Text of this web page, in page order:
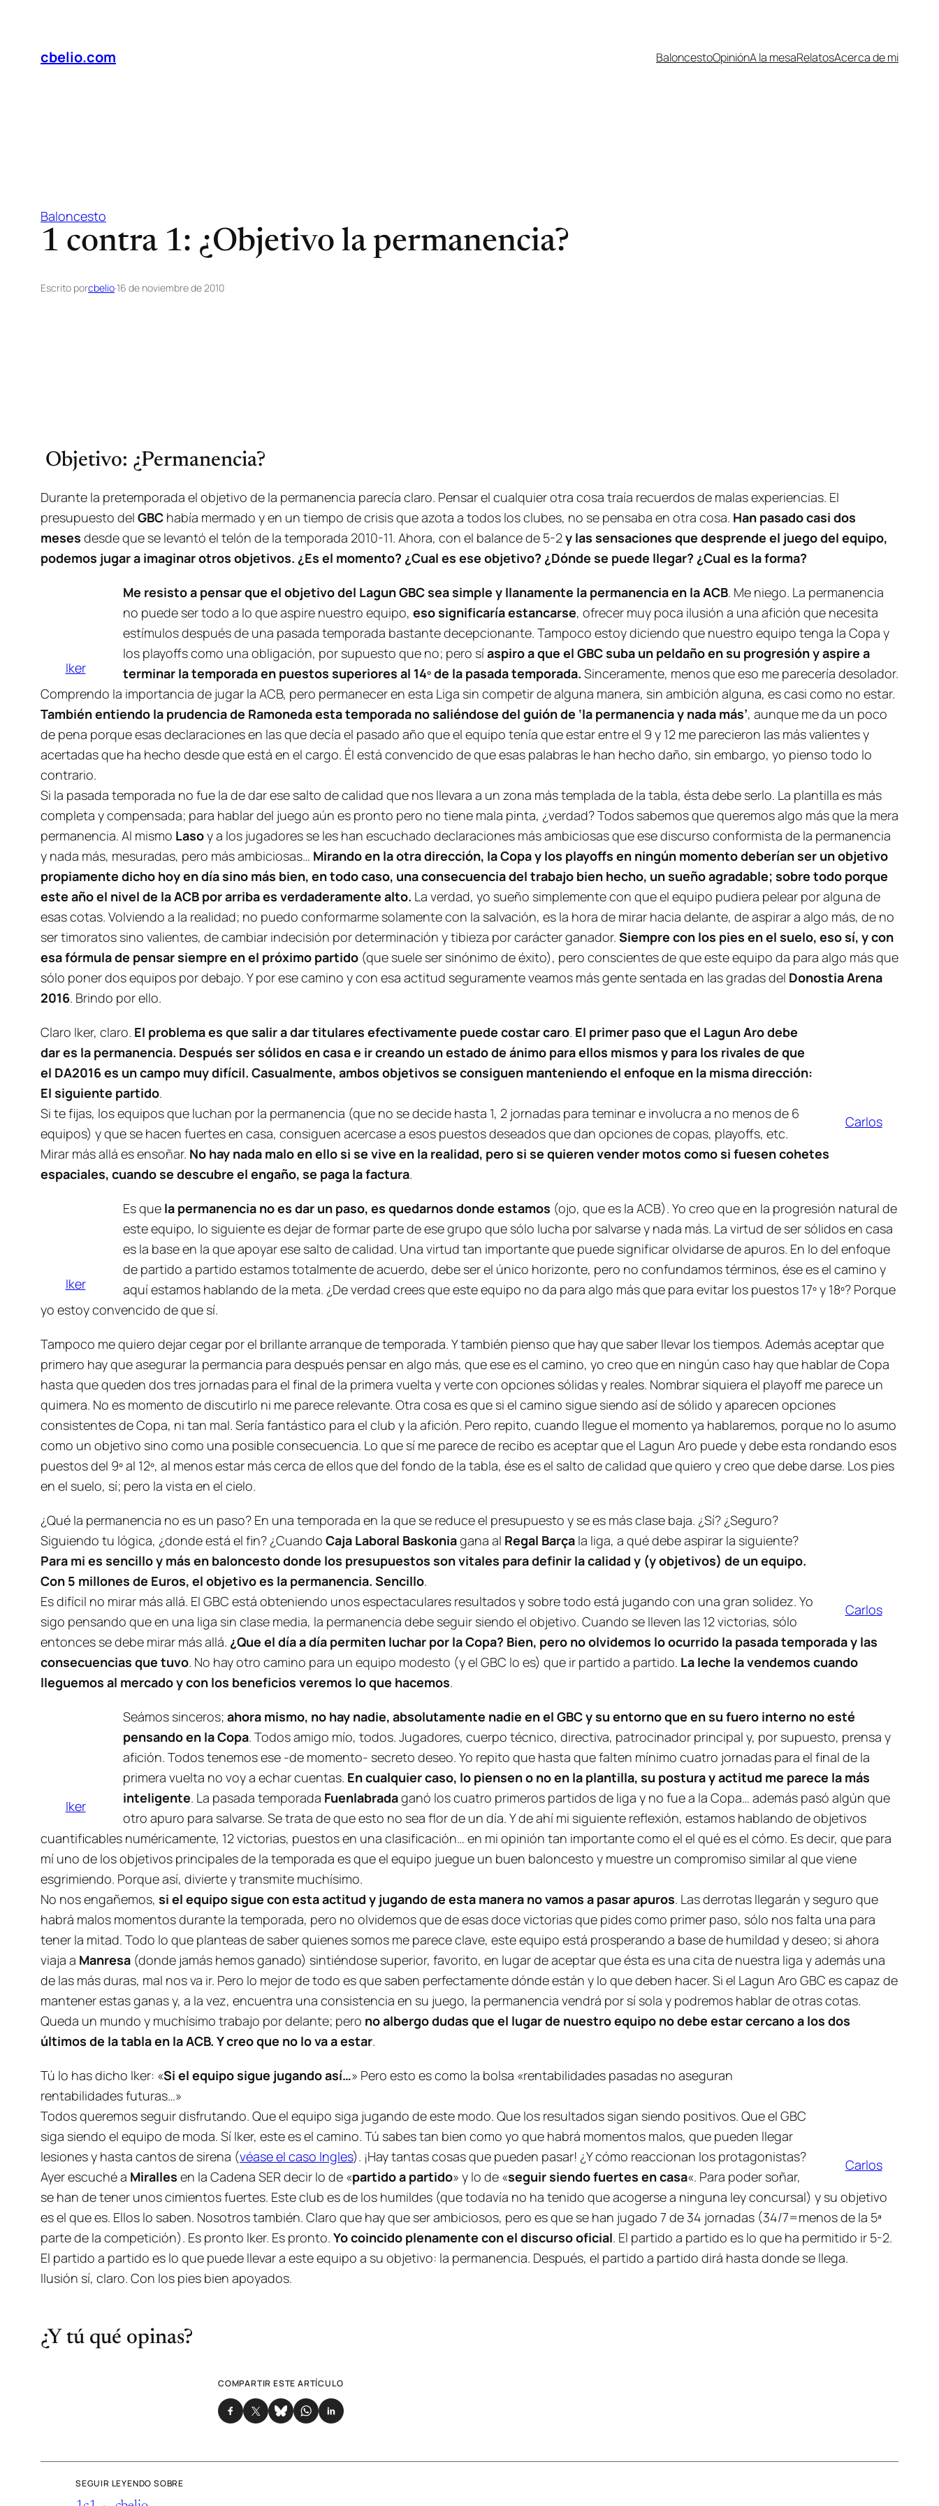
contenidocbelio.com BaloncestoOpiniónA la mesaRelatosAcerca de mi
Baloncesto
1 contra 1: ¿Objetivo la permanencia?
Escrito porcbelio·16 de noviembre de 2010
Objetivo: ¿Permanencia?
Durante la pretemporada el objetivo de la permanencia parecía claro. Pensar el cualquier otra cosa traía recuerdos de malas experiencias. El
presupuesto del GBC había mermado y en un tiempo de crisis que azota a todos los clubes, no se pensaba en otra cosa. Han pasado casi dos
meses desde que se levantó el telón de la temporada 2010-11. Ahora, con el balance de 5-2y las sensaciones que desprende el juego del equipo,
podemos jugar a imaginar otros objetivos. ¿Es el momento? ¿Cual es ese objetivo? ¿Dónde se puede llegar? ¿Cual es la forma?
Iker
Me resisto a pensar que el objetivo del Lagun GBC sea simple y llanamente la permanencia en la ACB. Me niego. La permanencia
no puede ser todo a lo que aspire nuestro equipo, eso significaría estancarse, ofrecer muy poca ilusión a una afición que necesita
estímulos después de una pasada temporada bastante decepcionante. Tampoco estoy diciendo que nuestro equipo tenga la Copa y
los playoffs como una obligación, por supuesto que no; pero síaspiro a que el GBC suba un peldaño en su progresión y aspire a
terminar la temporada en puestos superiores al 14º de la pasada temporada. Sinceramente, menos que eso me parecería desolador.
Comprendo la importancia de jugar la ACB, pero permanecer en esta Liga sin competir de alguna manera, sin ambición alguna, es casi como no estar.
También entiendo la prudencia de Ramoneda esta temporada no saliéndose del guión de ‘la permanencia y nada más’, aunque me da un poco
de pena porque esas declaraciones en las que decía el pasado año que el equipo tenía que estar entre el 9 y 12 me parecieron las más valientes y
acertadas que ha hecho desde que está en el cargo. Él está convencido de que esas palabras le han hecho daño, sin embargo, yo pienso todo lo
contrario.
Si la pasada temporada no fue la de dar ese salto de calidad que nos llevara a un zona más templada de la tabla, ésta debe serlo. La plantilla es más
completa y compensada; para hablar del juego aún es pronto pero no tiene mala pinta, ¿verdad? Todos sabemos que queremos algo más que la mera
permanencia. Al mismo Lasoy a los jugadores se les han escuchado declaraciones más ambiciosas que ese discurso conformista de la permanencia
y nada más, mesuradas, pero más ambiciosas… Mirando en la otra dirección, la Copa y los playoffs en ningún momento deberían ser un objetivo
propiamente dicho hoy en día sino más bien, en todo caso, una consecuencia del trabajo bien hecho, un sueño agradable; sobre todo porque
este año el nivel de la ACB por arriba es verdaderamente alto. La verdad, yo sueño simplemente con que el equipo pudiera pelear por alguna de
esas cotas. Volviendo a la realidad; no puedo conformarme solamente con la salvación, es la hora de mirar hacia delante, de aspirar a algo más, de no
ser timoratos sino valientes, de cambiar indecisión por determinación y tibieza por carácter ganador. Siempre con los pies en el suelo, eso sí, y con
esa fórmula de pensar siempre en el próximo partido (que suele ser sinónimo de éxito), pero conscientes de que este equipo da para algo más que
sólo poner dos equipos por debajo. Y por ese camino y con esa actitud seguramente veamos más gente sentada en las gradas del Donostia Arena
2016. Brindo por ello.
Carlos
Claro Iker, claro. El problema es que salir a dar titulares efectivamente puede costar caro. El primer paso que el Lagun Aro debe
dar es la permanencia. Después ser sólidos en casa e ir creando un estado de ánimo para ellos mismos y para los rivales de que
el DA2016 es un campo muy difícil. Casualmente, ambos objetivos se consiguen manteniendo el enfoque en la misma dirección:
El siguiente partido.
Si te fijas, los equipos que luchan por la permanencia (que no se decide hasta 1, 2 jornadas para teminar e involucra a no menos de 6
equipos) y que se hacen fuertes en casa, consiguen acercase a esos puestos deseados que dan opciones de copas, playoffs, etc.
Mirar más allá es ensoñar. No hay nada malo en ello si se vive en la realidad, pero si se quieren vender motos como si fuesen cohetes
espaciales, cuando se descubre el engaño, se paga la factura.
Iker
Es que la permanencia no es dar un paso, es quedarnos donde estamos (ojo, que es la ACB). Yo creo que en la progresión natural de
este equipo, lo siguiente es dejar de formar parte de ese grupo que sólo lucha por salvarse y nada más. La virtud de ser sólidos en casa
es la base en la que apoyar ese salto de calidad. Una virtud tan importante que puede significar olvidarse de apuros. En lo del enfoque
de partido a partido estamos totalmente de acuerdo, debe ser el único horizonte, pero no confundamos términos, ése es el camino y
aquí estamos hablando de la meta. ¿De verdad crees que este equipo no da para algo más que para evitar los puestos 17º y 18º? Porque
yo estoy convencido de que sí.
Tampoco me quiero dejar cegar por el brillante arranque de temporada. Y también pienso que hay que saber llevar los tiempos. Además aceptar que
primero hay que asegurar la permancia para después pensar en algo más, que ese es el camino, yo creo que en ningún caso hay que hablar de Copa
hasta que queden dos tres jornadas para el final de la primera vuelta y verte con opciones sólidas y reales. Nombrar siquiera el playoff me parece un
quimera. No es momento de discutirlo ni me parece relevante. Otra cosa es que si el camino sigue siendo así de sólido y aparecen opciones
consistentes de Copa, ni tan mal. Sería fantástico para el club y la afición. Pero repito, cuando llegue el momento ya hablaremos, porque no lo asumo
como un objetivo sino como una posible consecuencia. Lo que sí me parece de recibo es aceptar que el Lagun Aro puede y debe esta rondando esos
puestos del 9º al 12º, al menos estar más cerca de ellos que del fondo de la tabla, ése es el salto de calidad que quiero y creo que debe darse. Los pies
en el suelo, sí; pero la vista en el cielo.
Carlos
¿Qué la permanencia no es un paso? En una temporada en la que se reduce el presupuesto y se es más clase baja. ¿Sí? ¿Seguro?
Siguiendo tu lógica, ¿donde está el fin? ¿Cuando Caja Laboral Baskoniagana al Regal Barça la liga, a qué debe aspirar la siguiente?
Para mi es sencillo y más en baloncesto donde los presupuestos son vitales para definir la calidad y (y objetivos) de un equipo.
Con 5 millones de Euros, el objetivo es la permanencia. Sencillo.
Es difícil no mirar más allá. El GBC está obteniendo unos espectaculares resultados y sobre todo está jugando con una gran solidez. Yo
sigo pensando que en una liga sin clase media, la permanencia debe seguir siendo el objetivo. Cuando se lleven las 12 victorias, sólo
entonces se debe mirar más allá. ¿Que el día a día permiten luchar por la Copa? Bien, pero no olvidemos lo ocurrido la pasada temporada y las
consecuencias que tuvo. No hay otro camino para un equipo modesto (y el GBC lo es) que ir partido a partido. La leche la vendemos cuando
lleguemos al mercado y con los beneficios veremos lo que hacemos.
Iker
Seámos sinceros; ahora mismo, no hay nadie, absolutamente nadie en el GBC y su entorno que en su fuero interno no esté
pensando en la Copa. Todos amigo mío, todos. Jugadores, cuerpo técnico, directiva, patrocinador principal y, por supuesto, prensa y
afición. Todos tenemos ese -de momento- secreto deseo. Yo repito que hasta que falten mínimo cuatro jornadas para el final de la
primera vuelta no voy a echar cuentas. En cualquier caso, lo piensen o no en la plantilla, su postura y actitud me parece la más
inteligente. La pasada temporada Fuenlabradaganó los cuatro primeros partidos de liga y no fue a la Copa… además pasó algún que
otro apuro para salvarse. Se trata de que esto no sea flor de un día. Y de ahí mi siguiente reflexión, estamos hablando de objetivos
cuantificables numéricamente, 12 victorias, puestos en una clasificación… en mi opinión tan importante como el el qué es el cómo. Es decir, que para
mí uno de los objetivos principales de la temporada es que el equipo juegue un buen baloncesto y muestre un compromiso similar al que viene
esgrimiendo. Porque así, divierte y transmite muchísimo.
No nos engañemos, si el equipo sigue con esta actitud y jugando de esta manera no vamos a pasar apuros. Las derrotas llegarán y seguro que
habrá malos momentos durante la temporada, pero no olvidemos que de esas doce victorias que pides como primer paso, sólo nos falta una para
tener la mitad. Todo lo que planteas de saber quienes somos me parece clave, este equipo está prosperando a base de humildad y deseo; si ahora
viaja a Manresa (donde jamás hemos ganado) sintiéndose superior, favorito, en lugar de aceptar que ésta es una cita de nuestra liga y además una
de las más duras, mal nos va ir. Pero lo mejor de todo es que saben perfectamente dónde están y lo que deben hacer. Si el Lagun Aro GBC es capaz de
mantener estas ganas y, a la vez, encuentra una consistencia en su juego, la permanencia vendrá por sí sola y podremos hablar de otras cotas.
Queda un mundo y muchísimo trabajo por delante; pero no albergo dudas que el lugar de nuestro equipo no debe estar cercano a los dos
últimos de la tabla en la ACB. Y creo que no lo va a estar.
Carlos
Tú lo has dicho Iker: «Si el equipo sigue jugando así…» Pero esto es como la bolsa «rentabilidades pasadas no aseguran
rentabilidades futuras…»
Todos queremos seguir disfrutando. Que el equipo siga jugando de este modo. Que los resultados sigan siendo positivos. Que el GBC
siga siendo el equipo de moda. Sí Iker, este es el camino. Tú sabes tan bien como yo que habrá momentos malos, que pueden llegar
lesiones y hasta cantos de sirena (véase el caso Ingles). ¡Hay tantas cosas que pueden pasar! ¿Y cómo reaccionan los protagonistas?
Ayer escuché a Miralles en la Cadena SER decir lo de «partido a partido» y lo de «seguir siendo fuertes en casa«. Para poder soñar,
se han de tener unos cimientos fuertes. Este club es de los humildes (que todavía no ha tenido que acogerse a ninguna ley concursal) y su objetivo
es el que es. Ellos lo saben. Nosotros también. Claro que hay que ser ambiciosos, pero es que se han jugado 7 de 34 jornadas (34/7=menos de la 5ª
parte de la competición). Es pronto Iker. Es pronto. Yo coincido plenamente con el discurso oficial. El partido a partido es lo que ha permitido ir 5-2.
El partido a partido es lo que puede llevar a este equipo a su objetivo: la permanencia. Después, el partido a partido dirá hasta donde se llega.
Ilusión sí, claro. Con los pies bien apoyados.
¿Y tú qué opinas?
COMPARTIR ESTE ARTÍCULO
SEGUIR LEYENDO SOBRE